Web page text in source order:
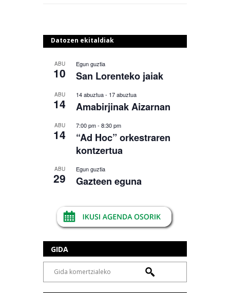
Datozen ekitaldiak
ABU
10
Egun guztia
San Lorenteko jaiak
ABU
14
14 abuztua- 17 abuztua
Amabirjinak Aizarnan
ABU
14
7:00 pm- 8:30 pm
“Ad Hoc” orkestraren
kontzertua
ABU
29
Egun guztia
Gazteen eguna
GIDA